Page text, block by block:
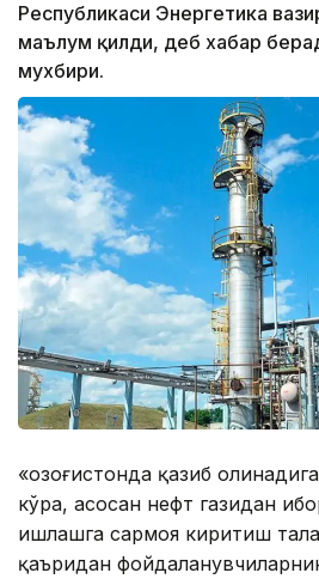
Республикаси Энергетика
маълум қилди, деб хабар
мухбири.
«Қозоғистонда қазиб
кўра, асосан нефт газидан
ишлашга сармоя киритиш
қаъридан